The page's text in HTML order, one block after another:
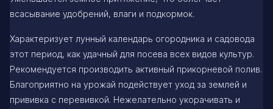
всасывание удобрений, влаги и подкормок.
Характеризует лунный календарь огородника и садовода
этот период, как удачный для посева всех видов культур.
Рекомендуется производить активный прикорневой полив.
Благоприятно на урожай подействует уход за землей и
прививка с перевивкой. Нежелательно укорачивать и